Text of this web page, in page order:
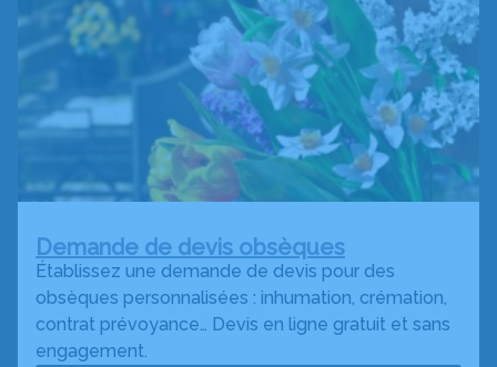
Demande de devis obsèques
Établissez une demande de devis pour des
obsèques personnalisées : inhumation, crémation,
contrat prévoyance… Devis en ligne gratuit et sans
engagement.